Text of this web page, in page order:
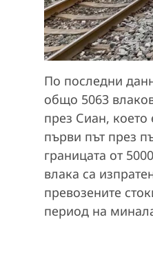
По последни
общо 5063
през Сиан,
първи път през
границата от
влака са
превозените
период на